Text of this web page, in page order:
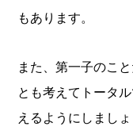
もあります。
また、第一子のこ
とも考えてトータ
えるようにしましょ